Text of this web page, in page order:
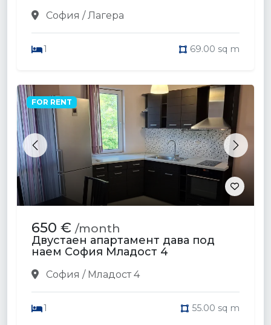
София / Лагера
1 69.00 sq m
Previous Next
FOR RENT
650 € /month
Двустаен апартамент дава под
наем София Младост 4
София / Младост 4
1 55.00 sq m